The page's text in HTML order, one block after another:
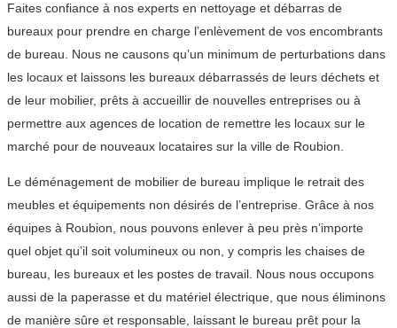
Faites confiance à nos experts en nettoyage et débarras de
bureaux pour prendre en charge l’enlèvement de vos encombrants
de bureau. Nous ne causons qu’un minimum de perturbations dans
les locaux et laissons les bureaux débarrassés de leurs déchets et
de leur mobilier, prêts à accueillir de nouvelles entreprises ou à
permettre aux agences de location de remettre les locaux sur le
marché pour de nouveaux locataires sur la ville de Roubion.
Le déménagement de mobilier de bureau implique le retrait des
meubles et équipements non désirés de l’entreprise. Grâce à nos
équipes à Roubion, nous pouvons enlever à peu près n’importe
quel objet qu’il soit volumineux ou non, y compris les chaises de
bureau, les bureaux et les postes de travail. Nous nous occupons
aussi de la paperasse et du matériel électrique, que nous éliminons
de manière sûre et responsable, laissant le bureau prêt pour la